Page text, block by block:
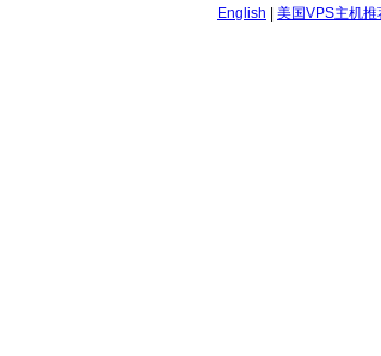
English 美国VPS主机推